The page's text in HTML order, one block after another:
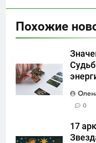
Похожие
0
17